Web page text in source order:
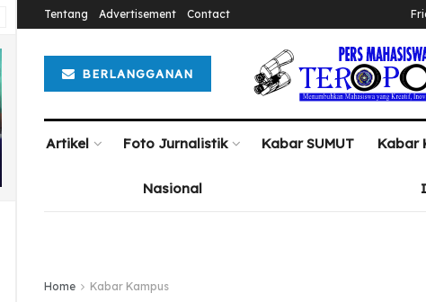
Tentang Advertisement Contact
BERLANGGANAN
Artikel Foto Jurnalistik Kabar SUMUT Kabar
Nasional
Home Kabar Kampus